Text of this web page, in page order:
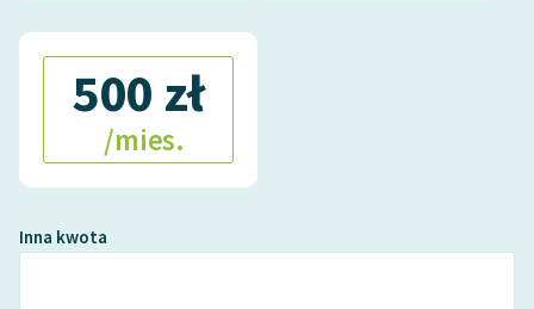
500 zł
/mies.
Inna kwota